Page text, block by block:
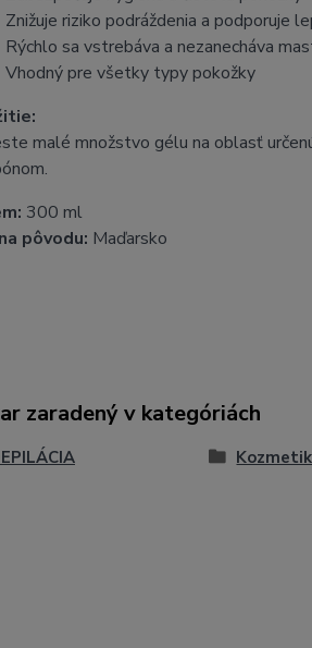
Znižuje riziko podráždenia a podporuje
Rýchlo sa vstrebáva a nezanecháva
Vhodný pre všetky typy pokožky
malé množstvo gélu na oblasť
300 ml
pôvodu: Maďarsko
zaradený v kategóriách